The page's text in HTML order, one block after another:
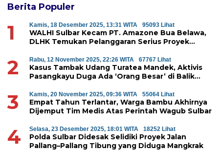
Berita Populer
1 Kamis, 18 Desember 2025, 13:31 WITA 95093 Lihat
WALHI Sulbar Kecam PT. Amazone Bua Belawa,
DLHK Temukan Pelanggaran Serius Proyek
2 Rabu, 12 November 2025, 22:26 WITA 67767 Lihat
Kasus Tambak Udang Turatea Mandek, Aktivis
Pasangkayu Duga Ada ‘Orang Besar’ di Balik
3 Kamis, 20 November 2025, 09:36 WITA 55064 Lihat
Empat Tahun Terlantar, Warga Bambu Akhirnya
Dijemput Tim Medis Atas Perintah Wagub Sulbar
4 Selasa, 23 Desember 2025, 18:01 WITA 18252 Lihat
Polda Sulbar Didesak Selidiki Proyek Jalan
Pallang–Pallang Tibung yang Diduga Mangkrak